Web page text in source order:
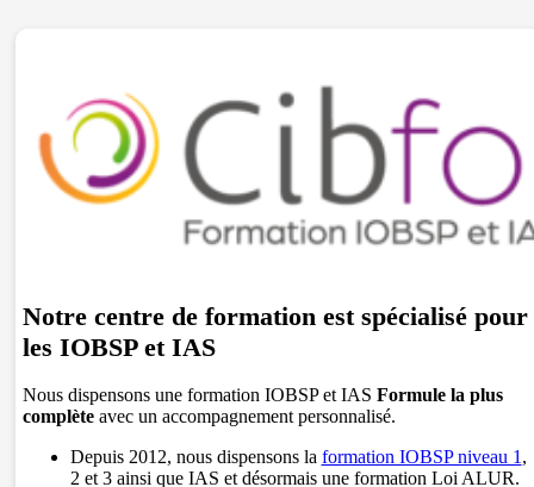
Notre centre de formation est spécialisé pour
les IOBSP et IAS
Nous dispensons une formation IOBSP et IAS Formule la plus
complèteavec un accompagnement personnalisé.
Depuis 2012, nous dispensons la formation IOBSP niveau 1 ,
2 et 3 ainsi que IAS et désormais une formation Loi ALUR.